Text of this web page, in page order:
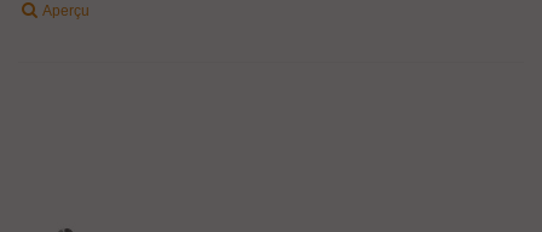
Aperçu